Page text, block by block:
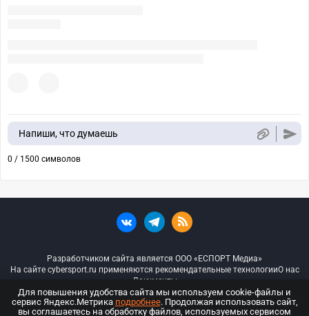
Напиши, что думаешь
0 / 1500 символов
Разработчиком сайта является ООО «ЕСПОРТ Медиа»
На сайте cybersport.ru применяются рекомендательные технологииО нас
Документы
© ООО «Киберспорт.ру» — Все права защищены
Для повышения удобства сайта мы используем cookie-файлы и
сервис Яндекс.Метрика подробнее. Продолжая использовать сайт,
вы соглашаетесь на обработку файлов, используемых сервисом